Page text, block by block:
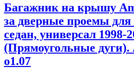
Багажник на крышу
за дверные проемы для
седан, универсал 1998-
(Прямоугольные
o1.07